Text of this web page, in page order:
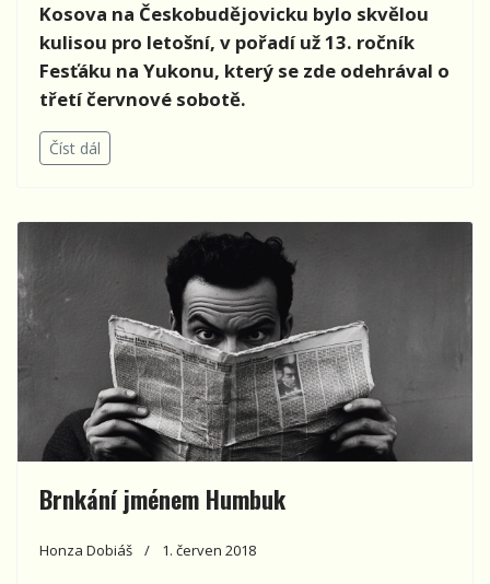
Kosova na Českobudějovicku bylo skvělou
kulisou pro letošní, v pořadí už 13. ročník
Fesťáku na Yukonu, který se zde odehrával o
třetí červnové sobotě.
Číst dál
Brnkání jménem Humbuk
Honza Dobiáš 1. červen 2018